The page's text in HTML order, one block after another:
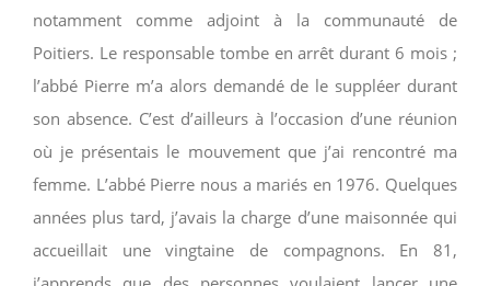
notamment comme adjoint à la communauté de
Poitiers. Le responsable tombe en arrêt durant 6 mois ;
l’abbé Pierre m’a alors demandé de le suppléer durant
son absence. C’est d’ailleurs à l’occasion d’une réunion
où je présentais le mouvement que j’ai rencontré ma
femme. L’abbé Pierre nous a mariés en 1976. Quelques
années plus tard, j’avais la charge d’une maisonnée qui
accueillait une vingtaine de compagnons. En 81,